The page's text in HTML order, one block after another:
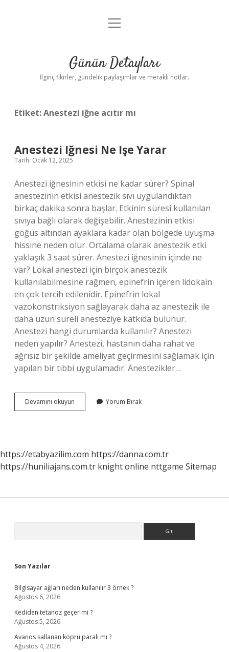
Gizlilik Politikası
Yasal Uyarı
menüyü
Günün Detayları
İlginç fikirler, gündelik paylaşımlar ve meraklı notlar.
Etiket:Anestezi iğne acıtır mı
Anestezi Iğnesi Ne Işe Yarar
Tarih: Ocak 12, 2025
Anestezi iğnesinin etkisi ne kadar sürer? Spinal
anestezinin etkisi anestezik sıvı uygulandıktan
birkaç dakika sonra başlar. Etkinin süresi kullanılan
sıvıya bağlı olarak değişebilir. Anestezinin etkisi
göğüs altından ayaklara kadar olan bölgede uyuşma
hissine neden olur. Ortalama olarak anestezik etki
yaklaşık 3 saat sürer. Anestezi iğnesinin içinde ne
var? Lokal anestezi için birçok anestezik
kullanılabilmesine rağmen, epinefrin içeren lidokain
en çok tercih edilenidir. Epinefrin lokal
vazokonstriksiyon sağlayarak daha az anestezik ile
daha uzun süreli anesteziye katkıda bulunur.
Anestezi hangi durumlarda kullanılır? Anestezi
neden yapılır? Anestezi, hastanın daha rahat ve
ağrısız bir şekilde ameliyat geçirmesini sağlamak için
yapılan bir tıbbi uygulamadır. Anestezikler…
Devamını okuyun Anestezi
Iğnesi
Yorum Bırak
https://etabyazilim.com https://danna.com.tr
https://huniliajans.com.tr knight online nttgame Sitemap
Son Yazılar
Bilgisayar ağları neden kullanılır 3 örnek ?
Ağustos 6, 2026
Kediden tetanoz geçer mi ?
Ağustos 5, 2026
Avanos sallanan köprü paralı mı ?
Ağustos 4, 2026